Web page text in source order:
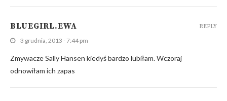
BLUEGIRL.EWA
3 grudnia, 2013 - 7:44 pm
Zmywacze Sally Hansen kiedyś bardzo lubiłam. Wczoraj
odnowiłam ich zapas
REPLY